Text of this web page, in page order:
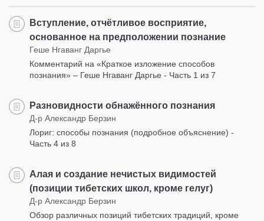
Вступление, отчётливое восприятие,
основанное на предположении познание
Геше Нгаванг Даргье
Комментарий на «Краткое изложение способов
познания» – Геше Нгаванг Даргье - Часть 1 из 7
Разновидности обнажённого познания
Д-р Александр Берзин
Лориг: способы познания (подробное объяснение) -
Часть 4 из 8
Алая и создание нечистых видимостей
(позиции тибетских школ, кроме гелуг)
Д-р Александр Берзин
Обзор различных позиций тибетских традиций, кроме